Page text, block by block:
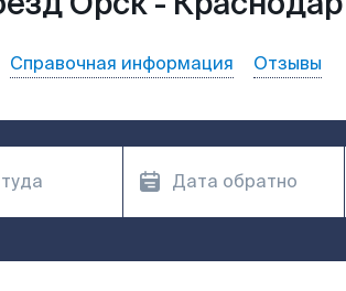
Справочная информация Отзывы